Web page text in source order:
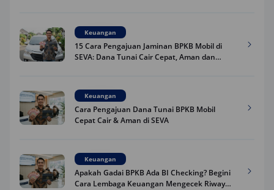
Keuangan
15 Cara Pengajuan Jaminan BPKB Mobil di
SEVA: Dana Tunai Cair Cepat, Aman dan
Keuangan
Cara Pengajuan Dana Tunai BPKB Mobil
Cepat Cair & Aman di SEVA
Keuangan
Apakah Gadai BPKB Ada BI Checking? Begini
Cara Lembaga Keuangan Mengecek Riwayat